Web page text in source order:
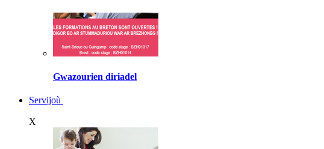
Gwazourien diriadel
Servijoù
X